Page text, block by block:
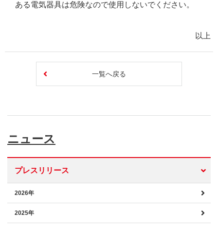
ある電気器具は危険なので使用しないでください。
以上
一覧へ戻る
ニュース
プレスリリース
2026年
2025年